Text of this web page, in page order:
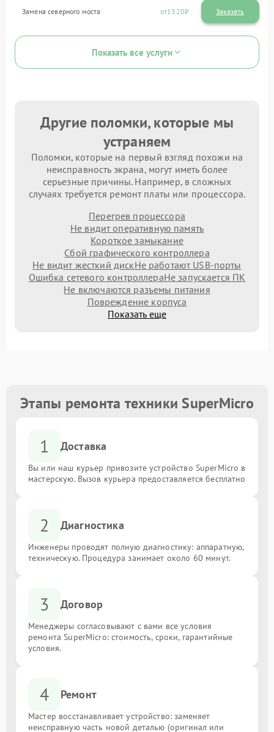
Замена северного моста 1320
Показать все услуги
Другие поломки, которые мы
устраняем
Поломки, которые на первый взгляд похожи на
неисправность экрана, могут иметь более
серьезные причины. Например, в сложных
случаях требуется ремонт платы или процессора.
Перегрев процессора
Не видит оперативную память
Короткое замыкание
Сбой графического контроллера
Не видит жесткий дискНе работают USB-порты
Ошибка сетевого контроллераНе запускается ПК
Не включаются разъемы питания
Повреждение корпуса
Показать еще
Этапы ремонта техники SuperMicro
1 Доставка
Вы или наш курьер привозите устройство SuperMicro в
мастерскую. Вызов курьера предоставляется бесплатно
2 Диагностика
Инженеры проводят полную диагностику: аппаратную,
техническую. Процедура занимает около 60 минут.
3 Договор
Менеджеры согласовывают с вами все условия
ремонта SuperMicro: стоимость, сроки, гарантийные
условия.
4 Ремонт
Мастер восстанавливает устройство: заменяет
неисправную часть новой деталью (оригинал или